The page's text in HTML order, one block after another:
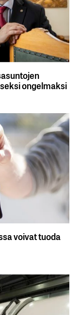
ongelmaksi
voivat tuoda